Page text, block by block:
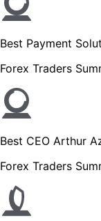
Best Payment
Forex Traders
Best CEO Arthur
Forex Traders